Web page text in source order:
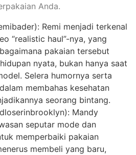
Anda.
Remi menjadi terkenal
“realistic haul”-nya, yang
pakaian tersebut
nyata, bukan hanya saat
Selera humornya serta
membahas kesehatan
seorang bintang.
Mandy
seputar mode dan
memperbaiki pakaian
membeli yang baru,